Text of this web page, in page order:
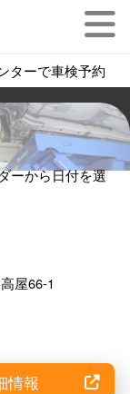
ターで車検予約
ーから日付を選
屋66-1
情報